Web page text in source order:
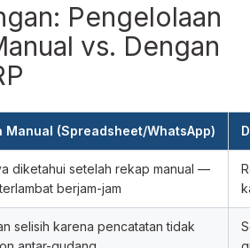
Pengelolaan
vs. Dengan
Manual (Spreadsheet/WhatsApp)
diketahui setelah rekap manual —
berjam-jam
selisih karena pencatatan tidak